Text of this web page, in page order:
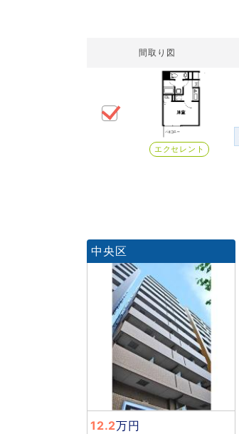
間取り図
エクセレント
中央区
12.2万円